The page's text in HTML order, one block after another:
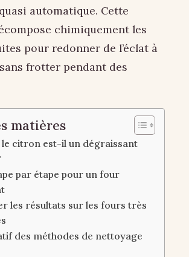
automatique. Cette
chimiquement les
pour redonner de l’éclat à
frotter pendant des
matières
le citron est-il un dégraissant
par étape pour un four
les résultats sur les fours très
des méthodes de nettoyage